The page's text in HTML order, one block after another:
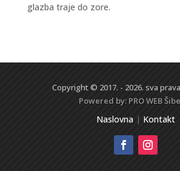
glazba traje do zore.
Copyright © 2017. - 2026. sva
Powered by: PRO WEB
Naslovna| Kontakt